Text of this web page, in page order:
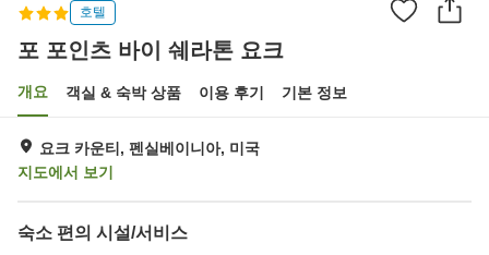
호텔
포 포인츠 바이 쉐라톤 요크
개요 객실 & 숙박 상품 이용 후기 기본 정보
요크 카운티, 펜실베이니아, 미국
지도에서 보기
숙소 편의 시설/서비스